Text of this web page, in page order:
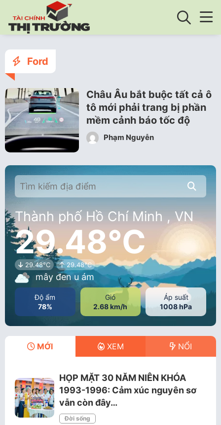
Ford
Châu Âu bắt buộc tất cả ô
tô mới phải trang bị phần
mềm cảnh báo tốc độ
Phạm Nguyễn
Thành phố Hồ Chí Minh , VN
29.48°C
29.48°C 29.48°C
mây đen u ám
Độ ẩm
78%
Gió
2.68 km/h
Áp suất
1008 hPa
MỚI XEM NỔI
HỌP MẶT 30 NĂM NIÊN KHÓA
1993-1996: Cảm xúc nguyên sơ
vẫn còn đây…
Đời sống